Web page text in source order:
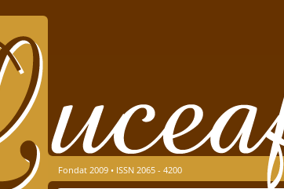
Fondat 2009 • ISSN 2065 - 4200